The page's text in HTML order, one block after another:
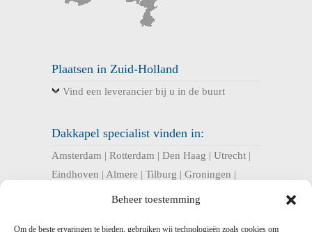
Beheer toestemming
Om de beste ervaringen te bieden, gebruiken wij technologieën zoals cookies om
Plaatsen in Zuid-Holland
Vind een leverancier bij u in de buurt
Dakkapel specialist vinden in:
Amsterdam | Rotterdam | Den Haag | Utrecht |
Eindhoven | Almere | Tilburg | Groningen |